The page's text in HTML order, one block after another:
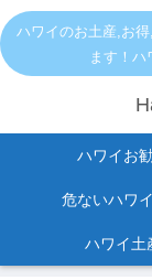
ハワイのお土産,お
ます！ハ
ハワイお
危ないハワ
ハワイ土